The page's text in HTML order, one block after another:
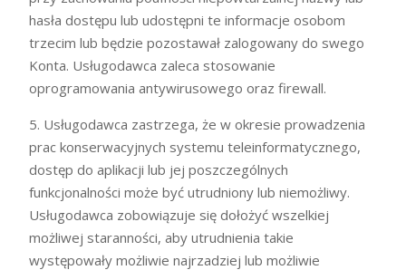
hasła dostępu lub udostępni te informacje osobom
trzecim lub będzie pozostawał zalogowany do swego
Konta. Usługodawca zaleca stosowanie
oprogramowania antywirusowego oraz firewall.
5. Usługodawca zastrzega, że w okresie prowadzenia
prac konserwacyjnych systemu teleinformatycznego,
dostęp do aplikacji lub jej poszczególnych
funkcjonalności może być utrudniony lub niemożliwy.
Usługodawca zobowiązuje się dołożyć wszelkiej
możliwej staranności, aby utrudnienia takie
występowały możliwie najrzadziej lub możliwie